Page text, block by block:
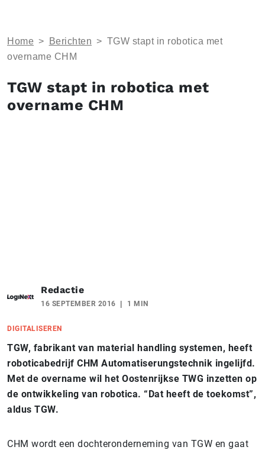
Home > Berichten > TGW stapt in robotica met
overname CHM
TGW stapt in robotica met
overname CHM
Redactie
16 SEPTEMBER 2016 1 MIN
DIGITALISEREN
TGW, fabrikant van material handling systemen, heeft
roboticabedrijf CHM Automatiserungstechnik ingelijfd.
Met de overname wil het Oostenrijkse TWG inzetten op
de ontwikkeling van robotica. “Dat heeft de toekomst”,
aldus TGW.
CHM wordt een dochteronderneming van TGW en gaat